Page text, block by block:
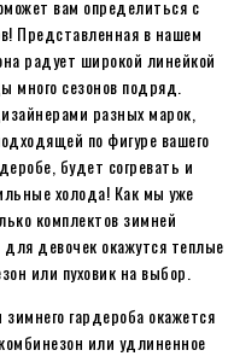
вам определиться с
Представленная в нашем
радует широкой линейкой
много сезонов подряд.
разных марок,
по фигуре вашего
будет согревать и
холода! Как мы уже
комплектов зимней
девочек окажутся теплые
или пуховик на выбор.
гардероба окажется
или удлиненное